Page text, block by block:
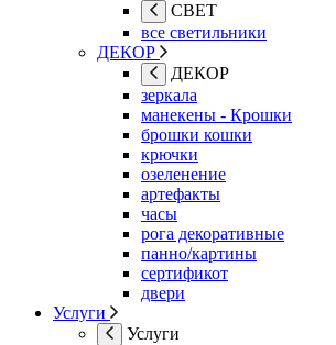
СВЕТ
все светильники
ДЕКОР
ДЕКОР
зеркала
манекены - Крошки
брошки кошки
крючки
озеленение
артефакты
часы
рога декоративные
панно/картины
сертификот
двери
Услуги
Услуги